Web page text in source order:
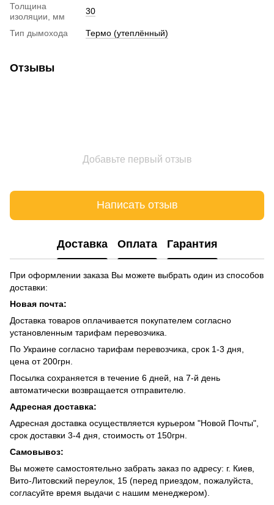
Толщина
изоляции, мм
30
Тип дымохода Термо (утеплённый)
Отзывы
Добавьте первый отзыв
Написать отзыв
Доставка Оплата Гарантия
При оформлении заказа Вы можете выбрать один из способов
доставки:
Новая почта:
Доставка товаров оплачивается покупателем согласно
установленным тарифам перевозчика.
По Украине согласно тарифам перевозчика, срок 1-3 дня,
цена от 200грн.
Посылка сохраняется в течение 6 дней, на 7-й день
автоматически возвращается отправителю.
Адресная доставка:
Адресная доставка осуществляется курьером "Новой Почты",
срок доставки 3-4 дня, стоимость от 150грн.
Самовывоз:
Вы можете самостоятельно забрать заказ по адресу: г. Киев,
Вито-Литовский переулок, 15 (перед приездом, пожалуйста,
согласуйте время выдачи с нашим менеджером).